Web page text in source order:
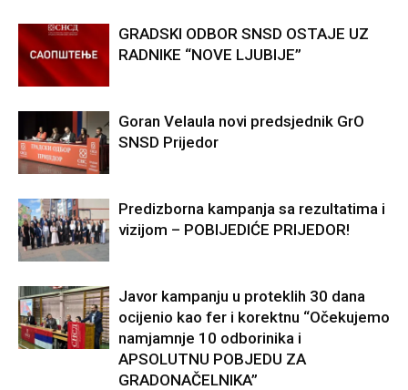
GRADSKI ODBOR SNSD OSTAJE UZ
RADNIKE “NOVE LJUBIJE”
Goran Velaula novi predsjednik GrO
SNSD Prijedor
Predizborna kampanja sa rezultatima i
vizijom – POBIJEDIĆE PRIJEDOR!
Javor kampanju u proteklih 30 dana
ocijenio kao fer i korektnu “Očekujemo
namjamnje 10 odborinika i
APSOLUTNU POBJEDU ZA
GRADONAČELNIKA”